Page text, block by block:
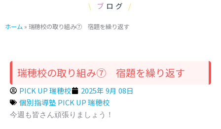
\
ブ ログ /
ホーム » 瑞穂校の取り組み⑦ 宿題を繰り返す
瑞穂校の取り組み⑦ 宿題を繰り返す
PICK UP 瑞穂校
2025年 9月 08日
個別指導塾 PICK UP 瑞穂校
今週も皆さん頑張りましょう！